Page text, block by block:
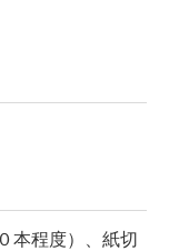
本程度）、紙切